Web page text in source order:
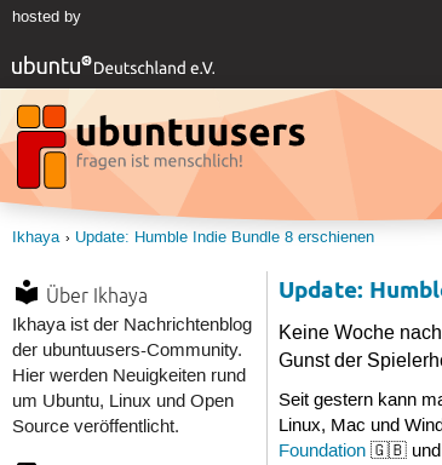
hosted by
Ikhaya Update: Humble Indie Bundle 8 erschienen
Über Ikhaya
Ikhaya ist der Nachrichtenblog
der ubuntuusers-Community.
Hier werden Neuigkeiten rund
um Ubuntu, Linux und Open
Source veröffentlicht.
Update:
Keine Woche
Gunst der
Seit gestern kann
Linux, Mac und
Foundation 🇬🇧